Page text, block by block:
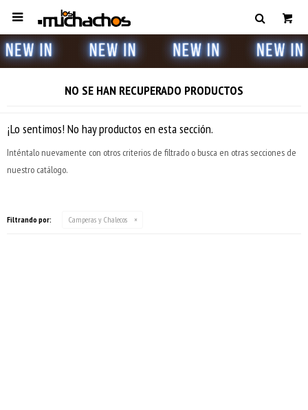

NO SE HAN RECUPERADO PRODUCTOS
¡Lo sentimos! No hay productos en esta sección.
Inténtalo nuevamente con otros criterios de filtrado o busca en otras secciones de
nuestro catálogo.
Filtrando por: Camperas y Chalecos